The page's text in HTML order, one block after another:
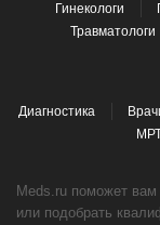
Гинекологи
Травматологи
Диагностика
Meds.ru поможет вам
или подобрать